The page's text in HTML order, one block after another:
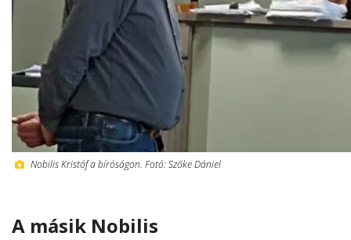
Nobilis Kristóf a bíróságon. Fotó: Szőke Dániel
A másik Nobilis